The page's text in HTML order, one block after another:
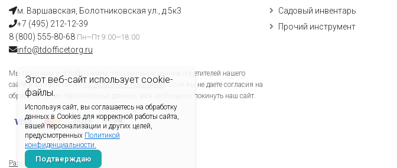
Этот веб-сайт использует cookie-
файлы.
Используя сайт, вы соглашаетесь на обработку
данных в Cookies для корректной работы сайта,
вашей персонализации и других целей,
предусмотренных Политикой
конфиденциальности.
Подтверждаю
м. Варшавская, Болотниковская ул., д.5к3
+7 (495) 212-12-39
8 (800) 555-80-68 Пн—Пт 9:00—18:00
info@tdofficetorg.ru
Мы получаем и обрабатываем персональные данные посетителей нашего
сайта в соответствии с официальной политикой. Если вы не даете согласия на
обработку своих персональных данных, вам необходимо покинуть наш сайт.
Разработано Xverst
Садовый инвентарь
Прочий инструмент